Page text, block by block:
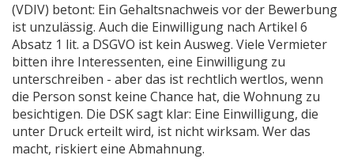
(VDIV) betont: Ein Gehaltsnachweis vor der Bewerbung
ist unzulässig. Auch die Einwilligung nach Artikel 6
Absatz 1 lit. a DSGVO ist kein Ausweg. Viele Vermieter
bitten ihre Interessenten, eine Einwilligung zu
unterschreiben - aber das ist rechtlich wertlos, wenn
die Person sonst keine Chance hat, die Wohnung zu
besichtigen. Die DSK sagt klar: Eine Einwilligung, die
unter Druck erteilt wird, ist nicht wirksam. Wer das
macht, riskiert eine Abmahnung.